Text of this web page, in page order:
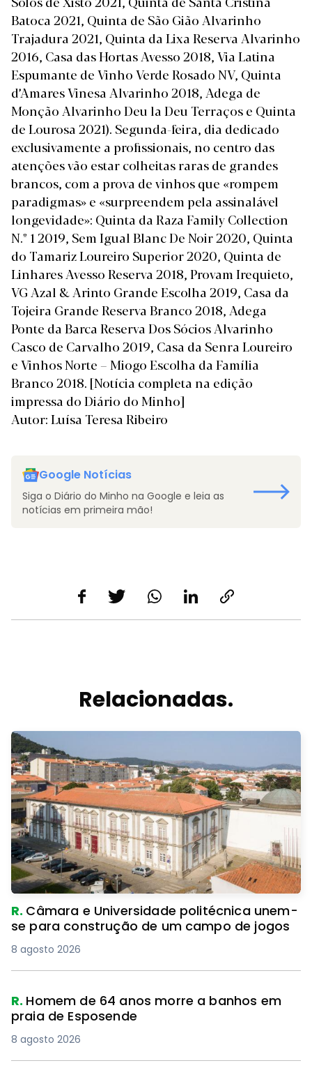
Batoca 2021, Quinta de São Gião Alvarinho
Trajadura 2021, Quinta da Lixa Reserva Alvarinho
2016, Casa das Hortas Avesso 2018, Via Latina
Espumante de Vinho Verde Rosado NV, Quinta
d’Amares Vinesa Alvarinho 2018, Adega de
Monção Alvarinho Deu la Deu Terraços e Quinta
de Lourosa 2021). Segunda-feira, dia dedicado
exclusivamente a profissionais, no centro das
atenções vão estar colheitas raras de grandes
brancos, com a prova de vinhos que «rompem
paradigmas» e «surpreendem pela assinalável
longevidade»: Quinta da Raza Family Collection
N.º 1 2019, Sem Igual Blanc De Noir 2020, Quinta
do Tamariz Loureiro Superior 2020, Quinta de
Linhares Avesso Reserva 2018, Provam Irequieto,
VG Azal & Arinto Grande Escolha 2019, Casa da
Tojeira Grande Reserva Branco 2018, Adega
Ponte da Barca Reserva Dos Sócios Alvarinho
Casco de Carvalho 2019, Casa da Senra Loureiro
e Vinhos Norte – Miogo Escolha da Família
Branco 2018. [Notícia completa na edição
impressa do Diário do Minho]
Autor: Luísa Teresa Ribeiro
Google Notícias
Siga o Diário do Minho na Google e leia as
notícias em primeira mão!
Relacionadas.
R. Câmara e Universidade politécnica unem-
se para construção de um campo de jogos
8 agosto 2026
R. Homem de 64 anos morre a banhos em
praia de Esposende
8 agosto 2026